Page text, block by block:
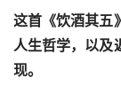
这首《饮酒其五
人生哲学，以及
现。